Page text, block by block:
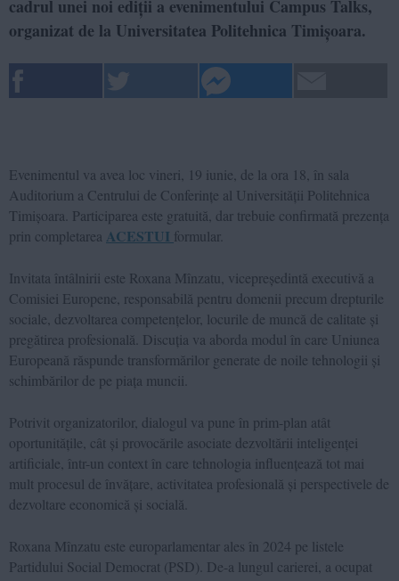
cadrul unei noi ediții a evenimentului Campus Talks,
organizat de la Universitatea Politehnica Timișoara.
Evenimentul va avea loc vineri, 19 iunie, de la ora 18, în sala
Auditorium a Centrului de Conferințe al Universității Politehnica
Timișoara. Participarea este gratuită, dar trebuie confirmată prezența
prin completarea ACESTUI formular.
Invitata întâlnirii este Roxana Mînzatu, vicepreședintă executivă a
Comisiei Europene, responsabilă pentru domenii precum drepturile
sociale, dezvoltarea competențelor, locurile de muncă de calitate și
pregătirea profesională. Discuția va aborda modul în care Uniunea
Europeană răspunde transformărilor generate de noile tehnologii și
schimbărilor de pe piața muncii.
Potrivit organizatorilor, dialogul va pune în prim-plan atât
oportunitățile, cât și provocările asociate dezvoltării inteligenței
artificiale, într-un context în care tehnologia influențează tot mai
mult procesul de învățare, activitatea profesională și perspectivele de
dezvoltare economică și socială.
Roxana Mînzatu este europarlamentar ales în 2024 pe listele
Partidului Social Democrat (PSD). De-a lungul carierei, a ocupat